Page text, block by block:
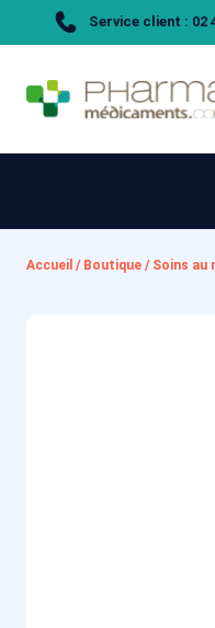
Service client : 02
Accueil / Boutique / Soins au